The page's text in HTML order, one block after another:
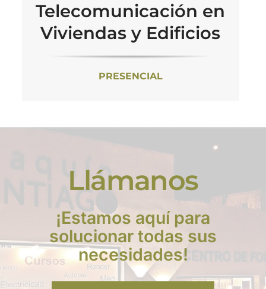
Telecomunicación en
Viviendas y Edificios
PRESENCIAL
Llámanos
¡Estamos aquí para
solucionar todas sus
necesidades!